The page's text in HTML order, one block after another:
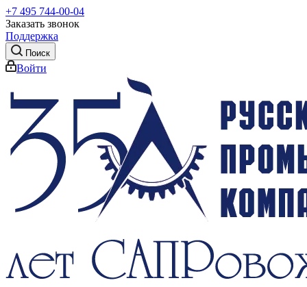
+7 495 744-00-04
Заказать звонок
Поддержка
Поиск
Войти